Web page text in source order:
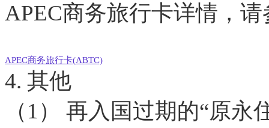
APEC商务旅行卡详情，
APEC商务旅行卡(ABTC)
4. 其他
（1） 再入国过期的“原